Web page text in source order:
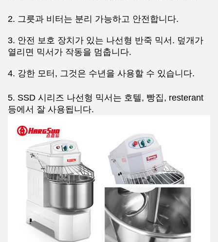
2. 그릇과 비터는 분리 가능하고 안전합니다.
3. 안전 보호 장치가 있는 나선형 반죽 믹서. 덮개가
열리면 믹서가 작동을 멈춥니다.
4. 강한 모터, 그것은 수년을 사용할 수 있습니다.
5. SSD 시리즈 나선형 믹서는 호텔, 빵집, resterant
등에서 잘 사용됩니다.